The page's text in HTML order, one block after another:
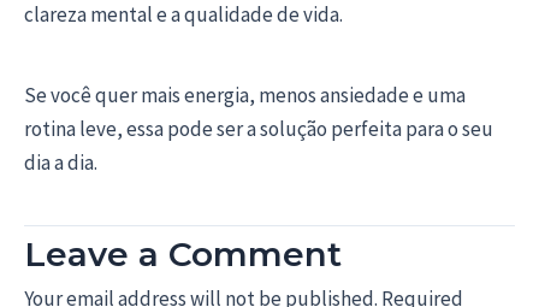
clareza mental e a qualidade de vida.
Se você quer mais energia, menos ansiedade e uma
rotina leve, essa pode ser a solução perfeita para o seu
dia a dia.
Leave a Comment
Your email address will not be published. Required